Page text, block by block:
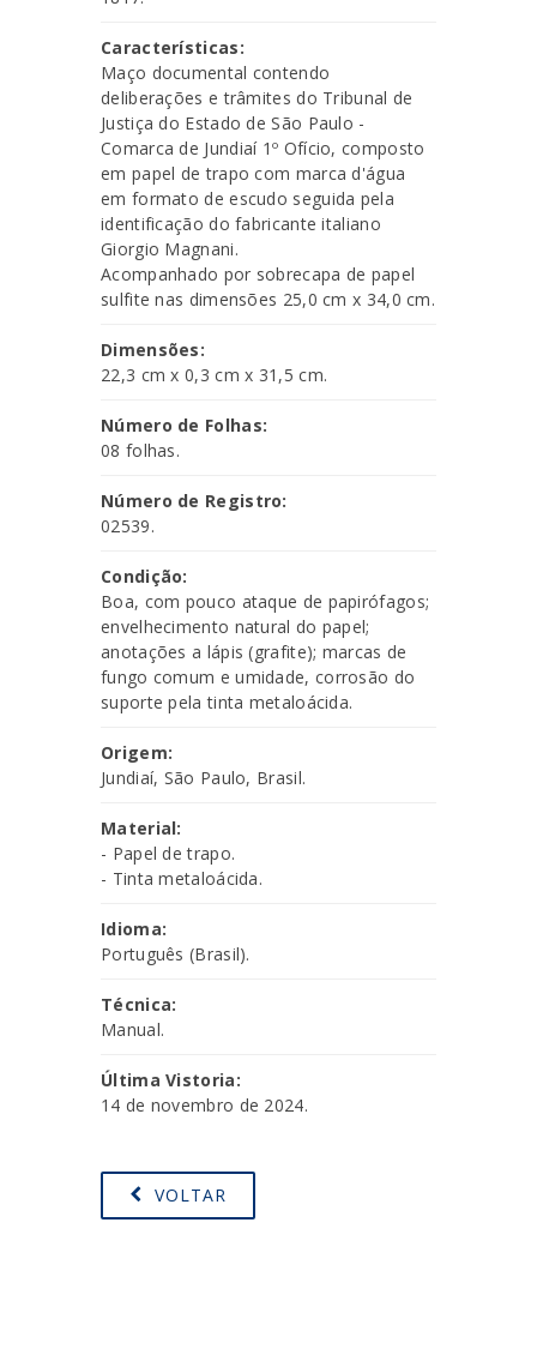
Características:
Maço documental contendo
deliberações e trâmites do Tribunal de
Justiça do Estado de São Paulo -
Comarca de Jundiaí 1º Ofício, composto
em papel de trapo com marca d'água
em formato de escudo seguida pela
identificação do fabricante italiano
Giorgio Magnani.
Acompanhado por sobrecapa de papel
sulfite nas dimensões 25,0 cm x 34,0 cm.
Dimensões:
22,3 cm x 0,3 cm x 31,5 cm.
Número de Folhas:
08 folhas.
Número de Registro:
02539.
Condição:
Boa, com pouco ataque de papirófagos;
envelhecimento natural do papel;
anotações a lápis (grafite); marcas de
fungo comum e umidade, corrosão do
suporte pela tinta metaloácida.
Origem:
Jundiaí, São Paulo, Brasil.
Material:
- Papel de trapo.
- Tinta metaloácida.
Idioma:
Português (Brasil).
Técnica:
Manual.
Última Vistoria:
14 de novembro de 2024.
VOLTAR